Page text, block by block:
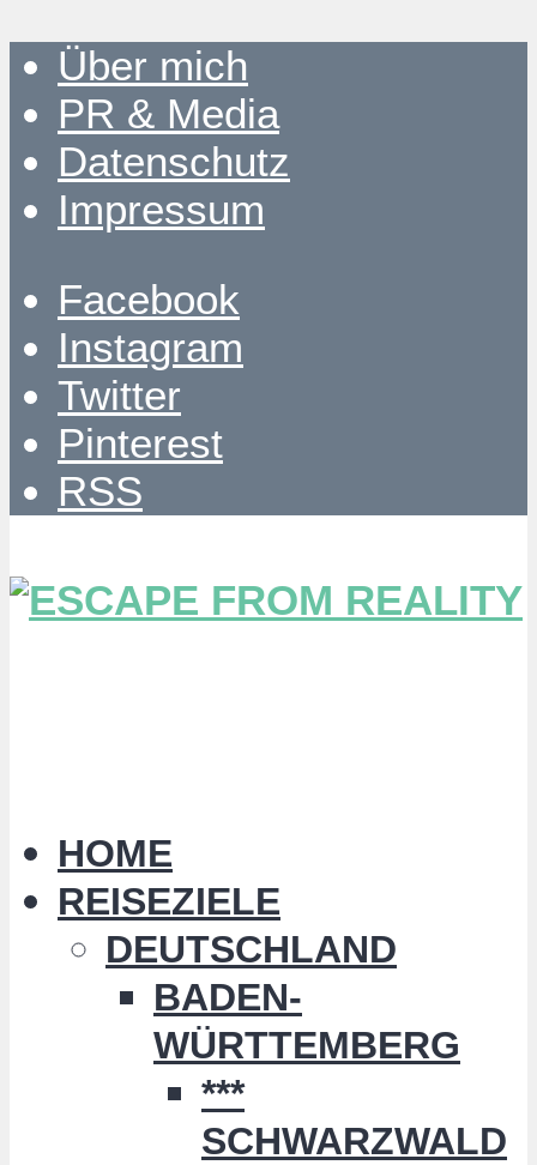
Über mich
PR & Media
Datenschutz
Impressum
Facebook
Instagram
Twitter
Pinterest
RSS
HOME
REISEZIELE
DEUTSCHLAND
BADEN-
WÜRTTEMBERG
***
SCHWARZWALD